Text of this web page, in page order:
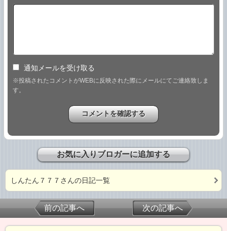
通知メールを受け取る
※投稿されたコメントがWEBに反映された際にメールにてご連絡致しま
す。
お気に入りブロガーに追加する
しんたん７７７さんの日記一覧
前の記事へ 次の記事へ